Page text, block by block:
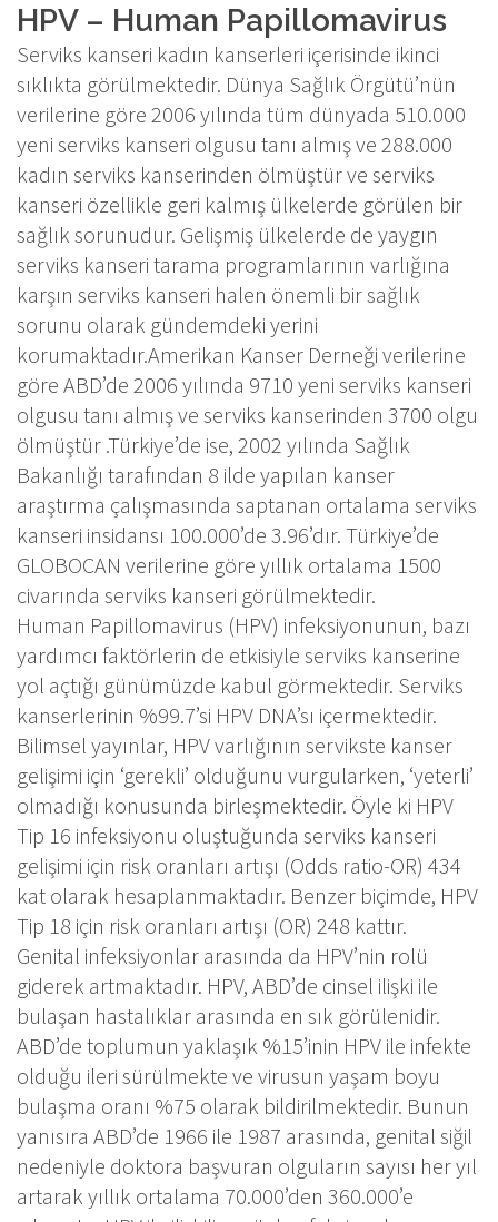
HPV – Human Papillomavirus
Serviks kanseri kadın kanserleri içerisinde ikinci
sıklıkta görülmektedir. Dünya Sağlık Örgütü’nün
verilerine göre 2006 yılında tüm dünyada 510.000
yeni serviks kanseri olgusu tanı almış ve 288.000
kadın serviks kanserinden ölmüştür ve serviks
kanseri özellikle geri kalmış ülkelerde görülen bir
sağlık sorunudur. Gelişmiş ülkelerde de yaygın
serviks kanseri tarama programlarının varlığına
karşın serviks kanseri halen önemli bir sağlık
sorunu olarak gündemdeki yerini
korumaktadır.Amerikan Kanser Derneği verilerine
göre ABD’de 2006 yılında 9710 yeni serviks kanseri
olgusu tanı almış ve serviks kanserinden 3700 olgu
ölmüştür .Türkiye’de ise, 2002 yılında Sağlık
Bakanlığı tarafından 8 ilde yapılan kanser
araştırma çalışmasında saptanan ortalama serviks
kanseri insidansı 100.000’de 3.96’dır. Türkiye’de
GLOBOCAN verilerine göre yıllık ortalama 1500
civarında serviks kanseri görülmektedir.
Human Papillomavirus (HPV) infeksiyonunun, bazı
yardımcı faktörlerin de etkisiyle serviks kanserine
yol açtığı günümüzde kabul görmektedir. Serviks
kanserlerinin %99.7’si HPV DNA’sı içermektedir.
Bilimsel yayınlar, HPV varlığının servikste kanser
gelişimi için ‘gerekli’ olduğunu vurgularken, ‘yeterli’
olmadığı konusunda birleşmektedir. Öyle ki HPV
Tip 16 infeksiyonu oluştuğunda serviks kanseri
gelişimi için risk oranları artışı (Odds ratio-OR) 434
kat olarak hesaplanmaktadır. Benzer biçimde, HPV
Tip 18 için risk oranları artışı (OR) 248 kattır.
Genital infeksiyonlar arasında da HPV’nin rolü
giderek artmaktadır. HPV, ABD’de cinsel ilişki ile
bulaşan hastalıklar arasında en sık görülenidir.
ABD’de toplumun yaklaşık %15’inin HPV ile infekte
olduğu ileri sürülmekte ve virusun yaşam boyu
bulaşma oranı %75 olarak bildirilmektedir. Bunun
yanısıra ABD’de 1966 ile 1987 arasında, genital siğil
nedeniyle doktora başvuran olguların sayısı her yıl
artarak yıllık ortalama 70.000’den 360.000’e